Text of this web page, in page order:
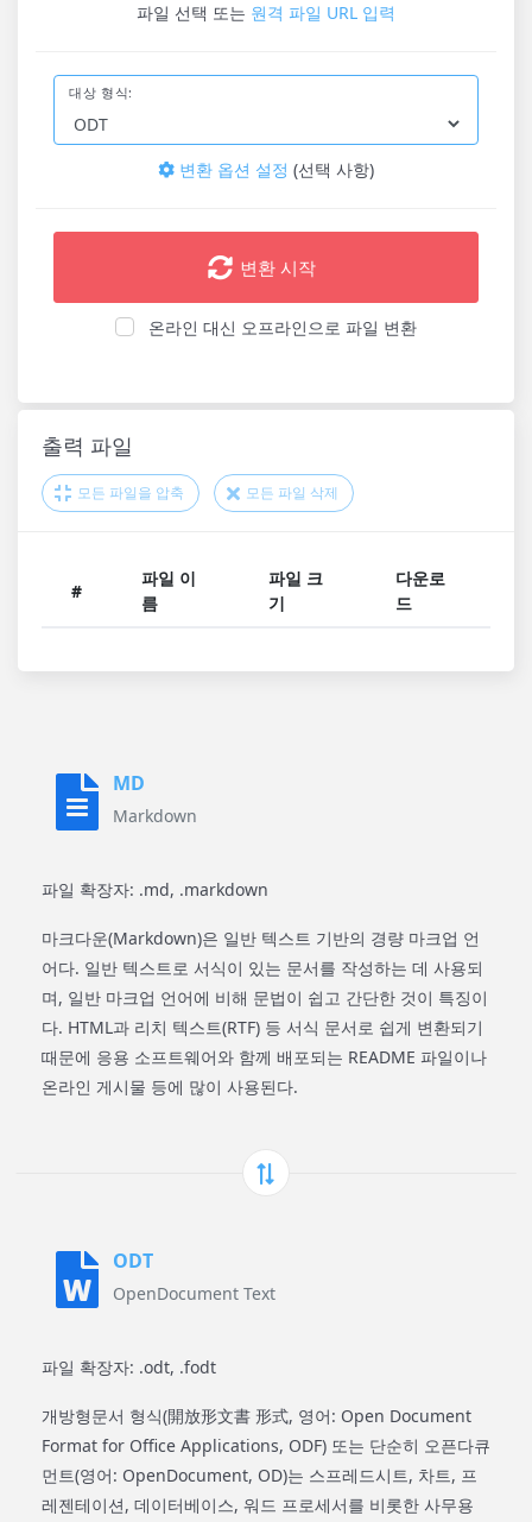
파일 선택 또는 원격 파일 URL 입력
대상 형식:
변환 옵션 설정 (선택 사항)
변환 시작
온라인 대신 오프라인으로 파일 변환
출력 파일
모든 파일을 압축 모든 파일 삭제
#
파일 이
름
파일 크
기
다운로
드
MD
Markdown
파일 확장자: .md, .markdown
마크다운(Markdown)은 일반 텍스트 기반의 경량 마크업 언
어다. 일반 텍스트로 서식이 있는 문서를 작성하는 데 사용되
며, 일반 마크업 언어에 비해 문법이 쉽고 간단한 것이 특징이
다. HTML과 리치 텍스트(RTF) 등 서식 문서로 쉽게 변환되기
때문에 응용 소프트웨어와 함께 배포되는 README 파일이나
온라인 게시물 등에 많이 사용된다.
ODT
OpenDocument Text
파일 확장자: .odt, .fodt
개방형문서 형식(開放形文書 形式, 영어: Open Document
Format for Office Applications, ODF) 또는 단순히 오픈다큐
먼트(영어: OpenDocument, OD)는 스프레드시트, 차트, 프
레젠테이션, 데이터베이스, 워드 프로세서를 비롯한 사무용